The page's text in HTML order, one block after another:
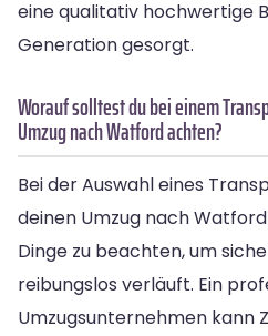
eine qualitativ hochwertige
Generation gesorgt.
Worauf solltest du bei einem
Umzug nach Watford achten?
Bei der Auswahl eines
deinen Umzug nach
Dinge zu beachten, um
reibungslos verläuft. Ein
Umzugsunternehmen kann